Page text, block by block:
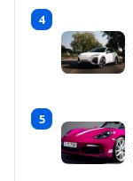
4
5